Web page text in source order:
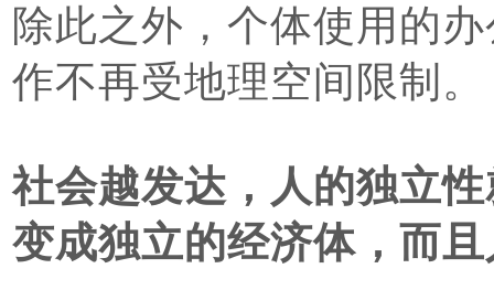
除此之外，个体使用的
作不再受地理空间限制。
社会越发达，人的独立
变成独立的经济体，而